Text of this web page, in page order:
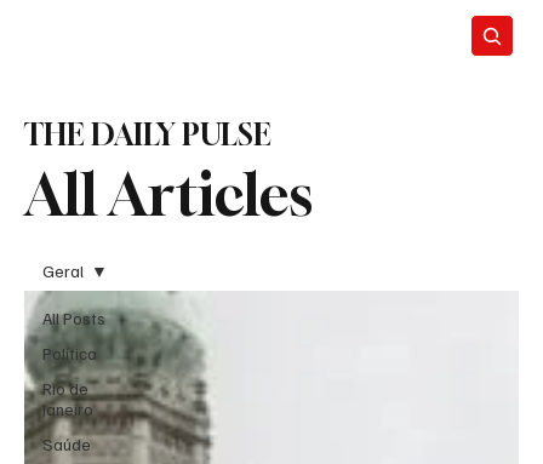
All Articles
THE DAILY PULSE
All Posts
Política
Rio de
Janeiro
Saúde
Geral